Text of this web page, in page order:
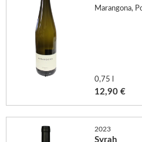
Marangona,
0,75 l
12,90 €
2023
Syrah